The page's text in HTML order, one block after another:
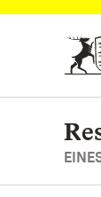
Zum